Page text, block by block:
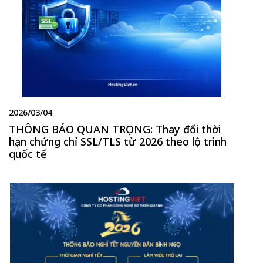
2026/03/04
THÔNG BÁO QUAN TRỌNG: Thay đổi thời
hạn chứng chỉ SSL/TLS từ 2026 theo lộ trình
quốc tế